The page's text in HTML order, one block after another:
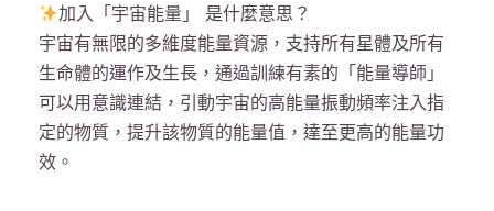
(
大
悲
咒
、
黃
加入「宇宙能量」 是什麼意思？
宇宙有無限的多維度能量資源，支持所有星體及所有
生命體的運作及生長，通過訓練有素的「能量導師」
可以用意識連結，引動宇宙的高能量振動頻率注入指
定的物質，提升該物質的能量值，達至更高的能量功
效。